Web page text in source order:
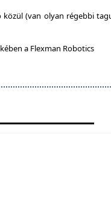
(van olyan régebbi
a Flexman Robotics